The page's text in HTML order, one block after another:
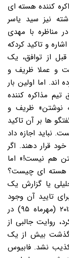
کننده هسته ای
نیز سید یاسر
مناظره با مهدی
و تاکید کردکه
از توافق، یک
و عملا ظریف و
اما اولین بار
تیم مذاکره کننده
نوشتن» ظریف و
ها بر آن تاکید
نباید اجازه داد
قرار دهند. اگر
هم نیست!» اما
هسته ای چیست؟
یا گزارش یک
تایید آن وجود
دارد؟ لوران فابیوس وزیر خارجه فرانسه پاییز ۲۰۱۶ (مهرماه ۹۵) در
روایت جالبی از
گذشت بیش از یک
نشد. فابیوس